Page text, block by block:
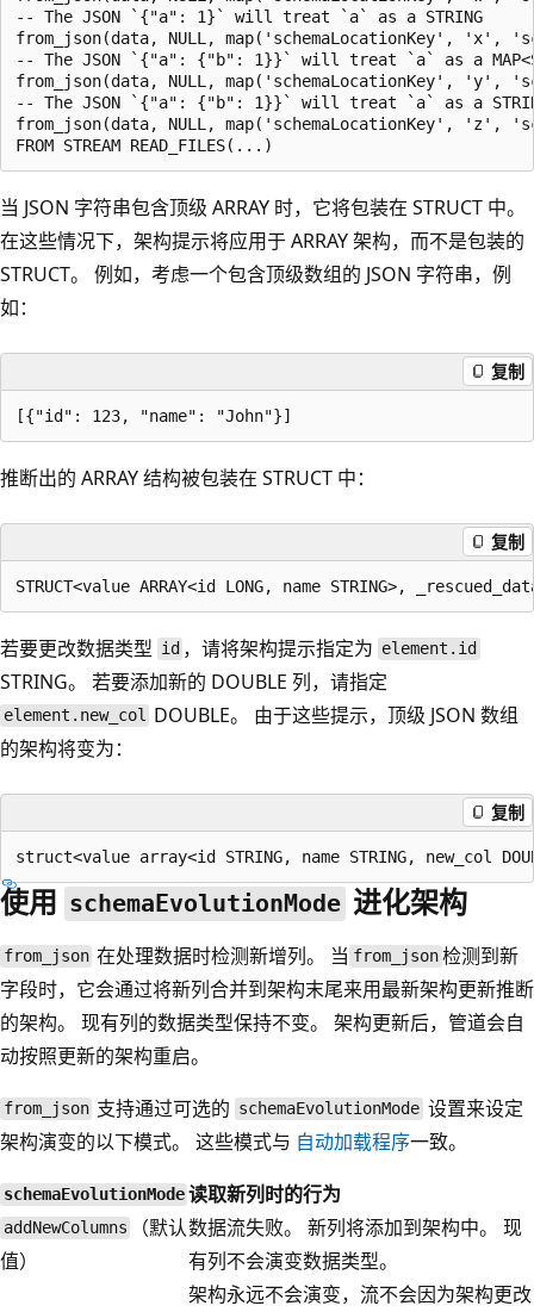
-- The JSON `{"a": 1}` will treat `a` as a STRING
from_json(data, NULL, map('schemaLocationKey', 'x',
-- The JSON `{"a": {"b": 1}}` will treat `a` as a
from_json(data, NULL, map('schemaLocationKey', 'y',
-- The JSON `{"a": {"b": 1}}` will treat `a` as a
from_json(data, NULL, map('schemaLocationKey', 'z',
当 JSON 字符串包含顶级 ARRAY 时，它将包装在 STRUCT 中。
在这些情况下，架构提示将应用于 ARRAY 架构，而不是包装的
STRUCT。 例如，考虑一个包含顶级数组的 JSON 字符串，例
如：
复制
推断出的 ARRAY 结构被包装在 STRUCT 中：
复制
若要更改数据类型 id ，请将架构提示指定为 element.id
STRING。 若要添加新的 DOUBLE 列，请指定
element.new_col DOUBLE。 由于这些提示，顶级 JSON 数组
的架构将变为：
复制
使用 schemaEvolutionMode 进化架构
from_json 在处理数据时检测新增列。 当 from_json检测到新
字段时，它会通过将新列合并到架构末尾来用最新架构更新推断
的架构。 现有列的数据类型保持不变。 架构更新后，管道会自
动按照更新的架构重启。
from_json 支持通过可选的 schemaEvolutionMode 设置来设定
架构演变的以下模式。 这些模式与 自动加载程序一致。
schemaEvolutionMode 读取新列时的行为
addNewColumns
（默认
值）
数据流失败。 新列将添加到架构中。 现
有列不会演变数据类型。
架构永远不会演变，流不会因为架构更改